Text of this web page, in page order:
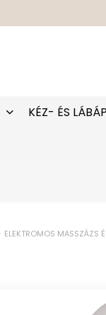
KÉZ- ÉS
ELEKTROMOS MASSZÁZS